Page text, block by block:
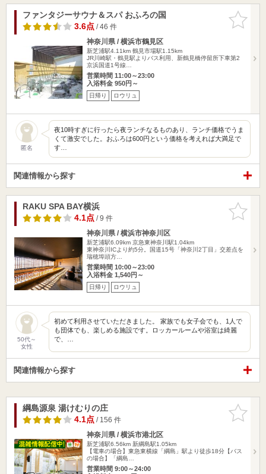
お気に入
りに追加
ファンタジーサウナ＆スパ おふろの国
3.6点/ 46 件
神奈川県 / 横浜市鶴見区
新芝浦駅4.11km 鶴見市場駅1.15km
JR川崎駅・鶴見駅よりバス利用、新鶴見橋停留所下車第2
京浜国道1号線…
営業時間 11:00～23:00
入浴料金 950円～
日帰り ロウリュ
匿名
夜10時すぎに行ったら夜ランチなるものあり、ランチ価格でうま
くて激安でした。おふろは600円という価格を考えれば大満足で
す…
関連情報から探す
お気に入
りに追加
RAKU SPA BAY横浜
4.1点/ 9 件
神奈川県 / 横浜市神奈川区
新芝浦駅6.09km 京急東神奈川駅1.04km
東神奈川ICより約5分。国道15号「神奈川2丁目」交差点を
瑞穂埠頭方…
営業時間 10:00～23:00
入浴料金 1,540円～
日帰り ロウリュ
50代～
女性
初めて利用させていただきました。 家族でも女子会でも、1人で
も団体でも、楽しめる施設です。ロッカールームや浴室は綺麗
で、…
関連情報から探す
お気に入
りに追加
綱島源泉 湯けむりの庄
4.1点/ 156 件
神奈川県 / 横浜市港北区
新芝浦駅6.56km 新綱島駅1.05km
【電車の場合】東急東横線「綱島」駅より徒歩18分【バス
の場合】「綱島…
営業時間 9:00～24:00